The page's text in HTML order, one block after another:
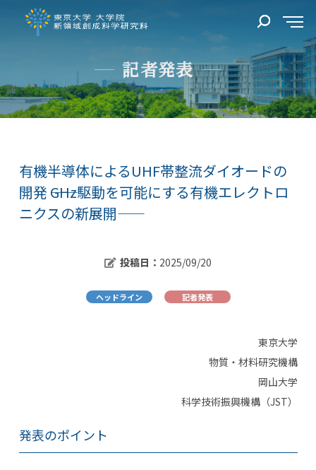
記者発表
有機半導体によるUHF帯整流ダイオードの
開発 ――GHz駆動を可能にする有機エレクトロ
ニクスの新展開――
投稿日： 2025/09/20
ヘッドライン 記者発表
東京大学
物質・材料研究機構
岡山大学
科学技術振興機構（JST）
発表のポイント